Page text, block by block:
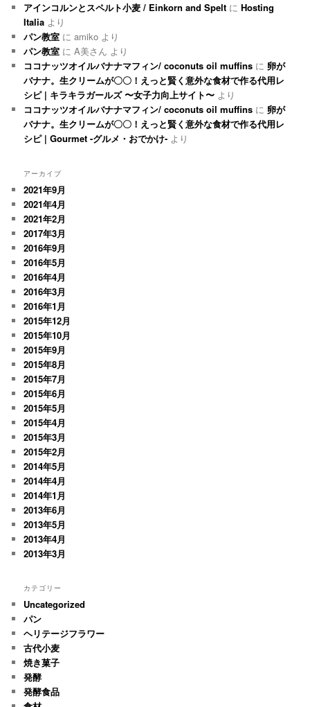
アインコルンとスペルト小麦 / Einkorn and Spelt にHosting
Italia より
パン教室 にamiko より
パン教室 にA美さん より
ココナッツオイルバナナマフィン/ coconuts oil muffins に 卵が
バナナ。生クリームが〇〇！えっと賢く意外な食材で作る代用レ
シピ | キラキラガールズ 〜女子力向上サイト〜 より
ココナッツオイルバナナマフィン/ coconuts oil muffins に 卵が
バナナ。生クリームが〇〇！えっと賢く意外な食材で作る代用レ
シピ | Gourmet -グルメ・おでかけ- より
アーカイブ
2021年9月
2021年4月
2021年2月
2017年3月
2016年9月
2016年5月
2016年4月
2016年3月
2016年1月
2015年12月
2015年10月
2015年9月
2015年8月
2015年7月
2015年6月
2015年5月
2015年4月
2015年3月
2015年2月
2014年5月
2014年4月
2014年1月
2013年6月
2013年5月
2013年4月
2013年3月
カテゴリー
Uncategorized
パン
ヘリテージフラワー
古代小麦
焼き菓子
発酵
発酵食品